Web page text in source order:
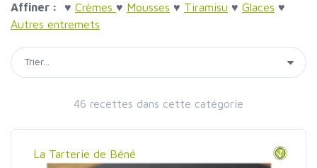
Affiner : ♥ Crèmes ♥ Mousses ♥ Tiramisu ♥ Glaces ♥
Autres entremets
46 recettes dans cette catégorie
La Tarterie de Béné